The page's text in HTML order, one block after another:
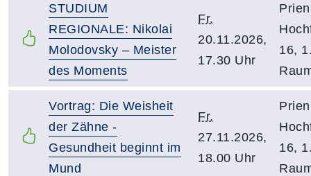
STUDIUM
REGIONALE: Nikolai
Molodovsky – Meister
des Moments
Fr.
20.11.2026,
17.30 Uhr
16,
Vortrag: Die Weisheit
der Zähne -
Gesundheit beginnt im
Mund
Fr.
27.11.2026,
18.00 Uhr
16,